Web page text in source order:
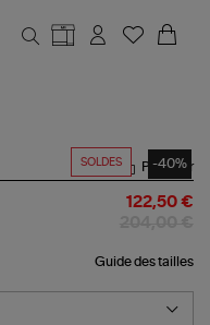
SOLDES -40%
Partager
122,50 €
Guide des tailles